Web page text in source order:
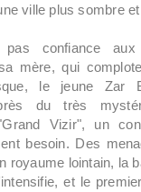
ville plus sombre
confiance aux
mère, qui
le jeune Zar
du très
Vizir", un
besoin. Des
royaume lointain, la
et le